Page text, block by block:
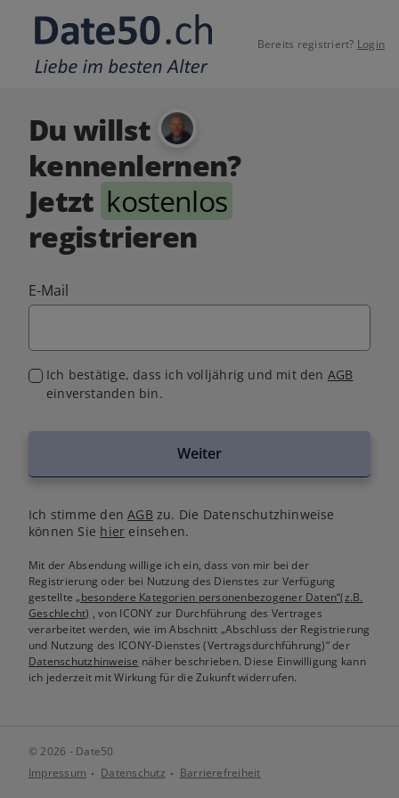
Bereits registriert? Login
Du willst
kennenlernen?
Jetzt kostenlos
registrieren
E-Mail
Ich bestätige, dass ich volljährig und mit den AGB
einverstanden bin.
Weiter
Ich stimme denAGB zu. Die Datenschutzhinweise
können Sie hier einsehen.
Mit der Absendung willige ich ein, dass von mir bei der
Registrierung oder bei Nutzung des Dienstes zur Verfügung
gestellte„besondere Kategorien personenbezogener Daten“(z.B.
Geschlecht) , von ICONY zur Durchführung des Vertrages
verarbeitet werden, wie im Abschnitt „Abschluss der Registrierung
und Nutzung des ICONY-Dienstes (Vertragsdurchführung)“ der
Datenschutzhinweise näher beschrieben. Diese Einwilligung kann
ich jederzeit mit Wirkung für die Zukunft widerrufen.
© 2026 - Date50
Impressum
Datenschutz Barrierefreiheit